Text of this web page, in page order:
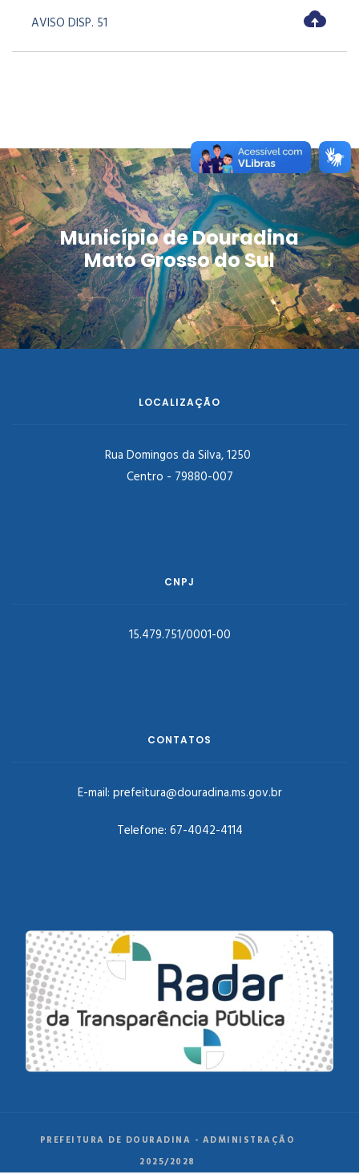
AVISO DISP. 51
Município de Douradina
Mato Grosso do Sul
LOCALIZAÇÃO
Rua Domingos da Silva, 1250
Centro - 79880-007
CNPJ
15.479.751/0001-00
CONTATOS
E-mail: prefeitura@douradina.ms.gov.br
Telefone: 67-4042-4114
PREFEITURA DE DOURADINA - ADMINISTRAÇÃO
2025/2028